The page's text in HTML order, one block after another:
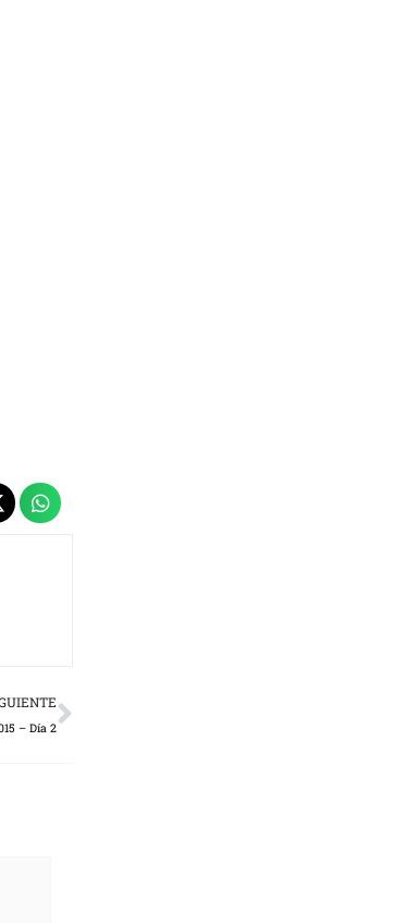
– Día 2
Next